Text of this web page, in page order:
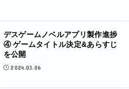
デスゲームノベルアプリ製作進捗
④ ゲームタイトル決定&あらすじ
を公開
2024.03.06